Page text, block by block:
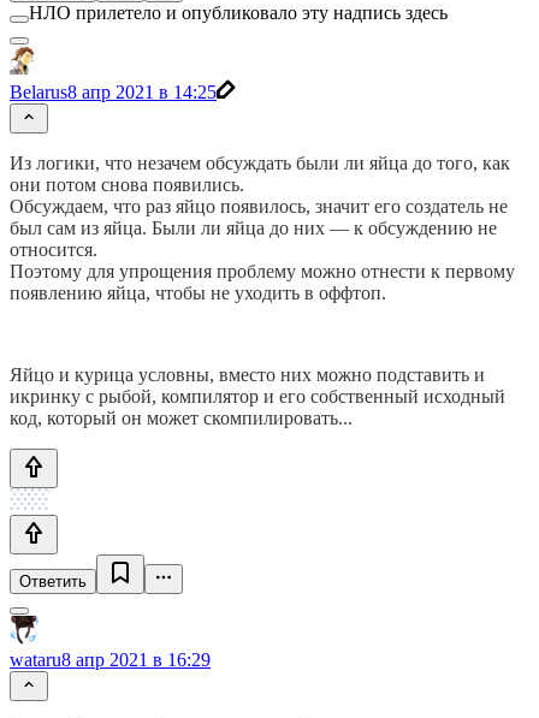
НЛО прилетело и опубликовало эту надпись здесь
Belarus8 апр 2021 в 14:25
Из логики, что незачем обсуждать были ли яйца до того, как
они потом снова появились.
Обсуждаем, что раз яйцо появилось, значит его создатель не
был сам из яйца. Были ли яйца до них — к обсуждению не
относится.
Поэтому для упрощения проблему можно отнести к первому
появлению яйца, чтобы не уходить в оффтоп.
Яйцо и курица условны, вместо них можно подставить и
икринку с рыбой, компилятор и его собственный исходный
код, который он может скомпилировать...
Ответить
wataru8 апр 2021 в 16:29